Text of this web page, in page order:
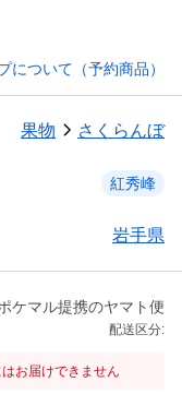
について（予約商品）
果物 さくらんぼ
紅秀峰
岩手県
ケマル提携のヤマト便
配送区分:
お届けできません